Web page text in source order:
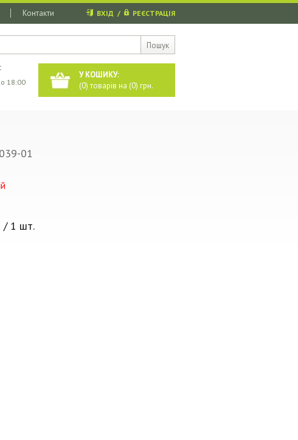
Пошук
Контакти ВХІД / РЕЄСТРАЦІЯ
У КОШИКУ:
(0) товарів на (0) грн.
18:00
01
/ 1 шт.